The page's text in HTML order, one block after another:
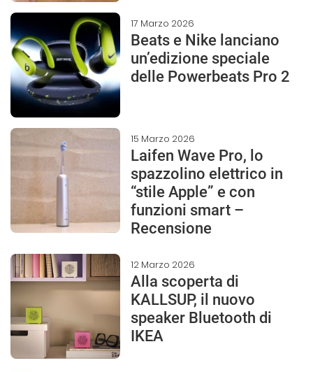
17 Marzo 2026
Beats e Nike lanciano
un’edizione speciale
delle Powerbeats Pro 2
15 Marzo 2026
Laifen Wave Pro, lo
spazzolino elettrico in
“stile Apple” e con
funzioni smart –
Recensione
12 Marzo 2026
Alla scoperta di
KALLSUP, il nuovo
speaker Bluetooth di
IKEA